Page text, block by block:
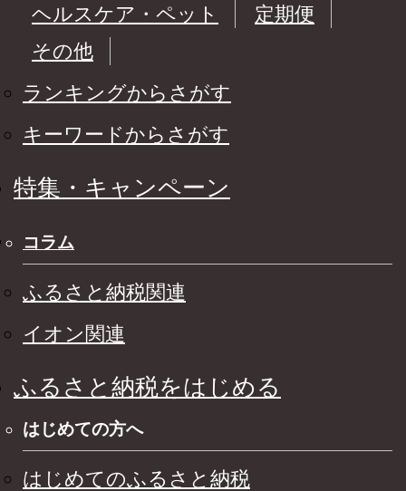
ヘルスケア・ペット
定期便
その他
ランキングからさがす
キーワードからさがす
特集・キャンペーン
コラム
ふるさと納税関連
イオン関連
ふるさと納税をはじめる
はじめての方へ
はじめてのふるさと納税